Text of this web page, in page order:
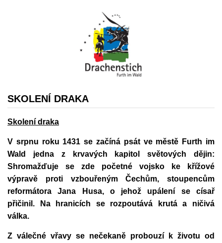
SKOLENÍ DRAKA
Skolení draka
V srpnu roku 1431 se začíná psát ve městě Furth im
Wald jedna z krvavých kapitol světových dějin:
Shromažďuje se zde početné vojsko ke křížové
výpravě proti vzbouřeným Čechům, stoupencům
reformátora Jana Husa, o jehož upálení se císař
přičinil. Na hranicích se rozpoutává krutá a ničivá
válka.
Z válečné vřavy se nečekaně probouzí k životu od